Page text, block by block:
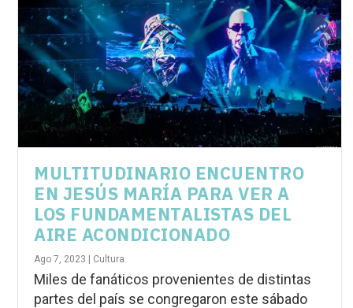
MULTITUDINARIO ENCUENTRO
EN JESÚS MARÍA PARA VER A
LOS FUNDAMENTALISTAS DEL
AIRE ACONDICIONADO
Ago 7, 2023 | Cultura
Miles de fanáticos provenientes de distintas
partes del país se congregaron este sábado